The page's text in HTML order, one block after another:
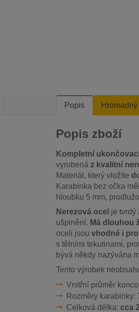
Popis
Popis zboží
Kompletní
vyrobená z kvalitní
Materiál, který vložíte
Karabinka bez očka
hloubku 5 mm,
Nerezová ocel je tvrdý
ušpinění. Má dlouhou
oceli jsou vhodné i
s tělními tekutinami,
bývá někdy nazývána
Tento výrobek
Vnitřní průměr
Rozměry karabinky:
Celková délka: cca